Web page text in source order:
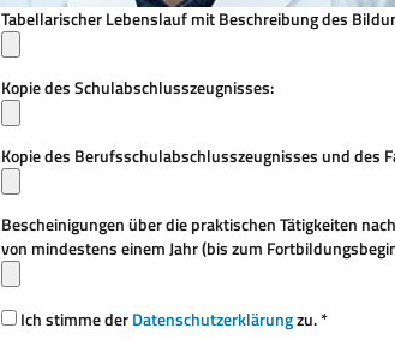
Tabellarischer Lebenslauf mit Beschreibung des
Kopie des Schulabschlusszeugnisses:
Kopie des Berufsschulabschlusszeugnisses und des
Bescheinigungen über die praktischen Tätigkeiten
von mindestens einem Jahr (bis zum
Ich stimme derDatenschutzerklärungzu. *